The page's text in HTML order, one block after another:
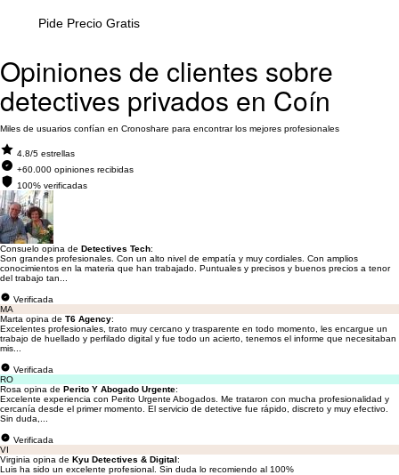
Pide Precio Gratis
Opiniones de clientes sobre
detectives privados en Coín
Miles de usuarios confían en Cronoshare para encontrar los mejores profesionales
4.8/5 estrellas
+60.000 opiniones recibidas
100% verificadas
Consuelo opina de Detectives Tech:
Son grandes profesionales. Con un alto nivel de empatía y muy cordiales. Con amplios
conocimientos en la materia que han trabajado. Puntuales y precisos y buenos precios a tenor
del trabajo tan...
Verificada
MA
Marta opina de T6 Agency:
Excelentes profesionales, trato muy cercano y trasparente en todo momento, les encargue un
trabajo de huellado y perfilado digital y fue todo un acierto, tenemos el informe que necesitaban
mis...
Verificada
RO
Rosa opina de Perito Y Abogado Urgente:
Excelente experiencia con Perito Urgente Abogados. Me trataron con mucha profesionalidad y
cercanía desde el primer momento. El servicio de detective fue rápido, discreto y muy efectivo.
Sin duda,...
Verificada
VI
Virginia opina de Kyu Detectives & Digital:
Luis ha sido un excelente profesional. Sin duda lo recomiendo al 100%